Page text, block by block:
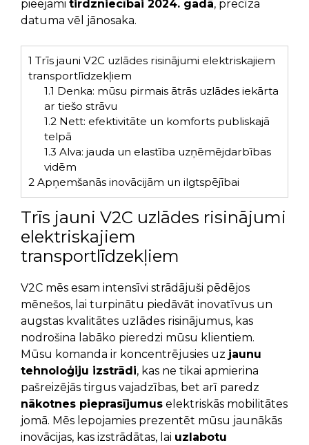
pieejami tirdzniecībai 2024. gadā, precīza
datuma vēl jānosaka.
1 Trīs jauni V2C uzlādes risinājumi elektriskajiem
transportlīdzekļiem
1.1 Denka: mūsu pirmais ātrās uzlādes iekārta
ar tiešo strāvu
1.2Nett: efektivitāte un komforts publiskajā
telpā
1.3 Alva: jauda un elastība uzņēmējdarbības
vidēm
2 Apņemšanās inovācijām un ilgtspējībai
Trīs jauni V2C uzlādes risinājumi
elektriskajiem
transportlīdzekļiem
V2C mēs esam intensīvi strādājuši pēdējos
mēnešos, lai turpinātu piedāvāt inovatīvus un
augstas kvalitātes uzlādes risinājumus, kas
nodrošina labāko pieredzi mūsu klientiem.
Mūsu komanda ir koncentrējusies uz jaunu
tehnoloģiju izstrādi, kas ne tikai apmierina
pašreizējās tirgus vajadzības, bet arī paredz
nākotnes pieprasījumus elektriskās mobilitātes
jomā. Mēs lepojamies prezentēt mūsu jaunākās
inovācijas, kas izstrādātas, lai uzlabotu